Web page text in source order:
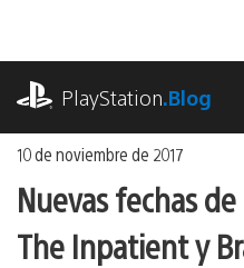
contenido
PlayStation.Blog
10 de noviembre de 2017
Nuevas fechas
The Inpatient y